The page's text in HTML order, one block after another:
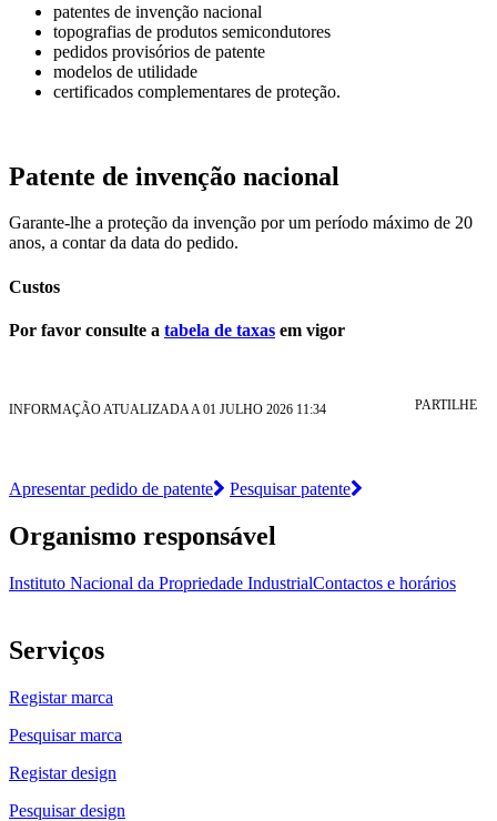
patentes de invenção nacional
topografias de produtos semicondutores
pedidos provisórios de patente
modelos de utilidade
certificados complementares de proteção.
Patente de invenção nacional
Garante-lhe a proteção da invenção por um período máximo de 20
anos, a contar da data do pedido.
Custos
Por favor consulte a tabela de taxas em vigor
INFORMAÇÃO ATUALIZADA A 01 JULHO 2026 11:34 PARTILHE
Apresentar pedido de patente Pesquisar patente
Organismo responsável
Instituto Nacional da Propriedade IndustrialContactos e horários
Serviços
Registar marca
Pesquisar marca
Registar design
Pesquisar design